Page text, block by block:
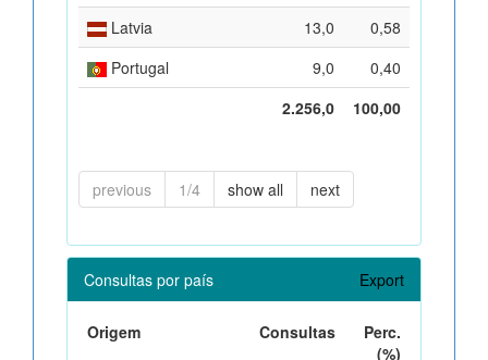
Latvia 13,0
0,58
Portugal
9,0
0,40
2.256,0
100,00
previous 1/4 show all next
Consultas por país Export
Origem Consultas
Perc.
(%)